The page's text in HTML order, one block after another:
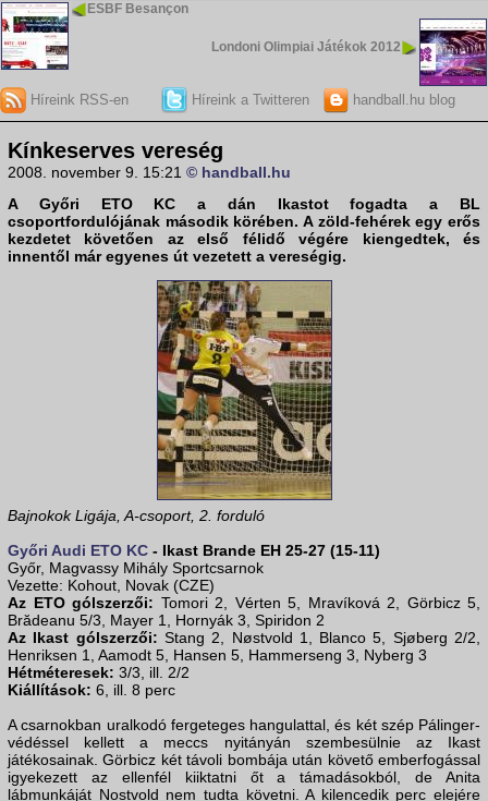
ESBF Besançon
Londoni Olimpiai Játékok 2012
Híreink RSS-en Híreink a Twitteren handball.hu blog
Kínkeserves vereség
2008. november 9. 15:21 © handball.hu
A Győri ETO KC a dán Ikastot fogadta a BL
csoportfordulójának második körében. A zöld-fehérek egy erős
kezdetet követően az első félidő végére kiengedtek, és
innentől már egyenes út vezetett a vereségig.
Bajnokok Ligája, A-csoport, 2. forduló
Győri Audi ETO KC - Ikast Brande EH 25-27 (15-11)
Győr, Magvassy Mihály Sportcsarnok
Vezette: Kohout, Novak (CZE)
Az ETO gólszerzői: Tomori 2, Vérten 5, Mravíková 2, Görbicz 5,
Brădeanu 5/3, Mayer 1, Hornyák 3, Spiridon 2
Az Ikast gólszerzői: Stang 2, Nøstvold 1, Blanco 5, Sjøberg 2/2,
Henriksen 1, Aamodt 5, Hansen 5, Hammerseng 3, Nyberg 3
Hétméteresek: 3/3, ill. 2/2
Kiállítások: 6, ill. 8 perc
A csarnokban uralkodó fergeteges hangulattal, és két szép Pálinger-
védéssel kellett a meccs nyitányán szembesülnie az Ikast
játékosainak. Görbicz két távoli bombája után követő emberfogással
igyekezett az ellenfél kiiktatni őt a támadásokból, de Anita
lábmunkáját Nostvold nem tudta követni. A kilencedik perc elejére